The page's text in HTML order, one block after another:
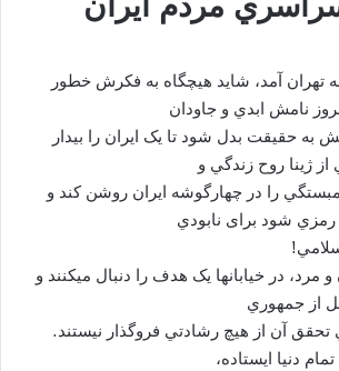
تهران آمد، شايد هيچگاه به فکرش خطور
نامش ابدي و جاودان
به حقيقت بدل شود تا يک ايران را بيدار
ژينا روح زندگي و
را در چهارگوشه ايران روشن کند و
شود برای نابودي
مرد، در خيابانها يک هدف را دنبال ميکنند و
از جمهوري
آن از هيچ رشادتي فروگذار نيستند.
دنيا ايستاده،